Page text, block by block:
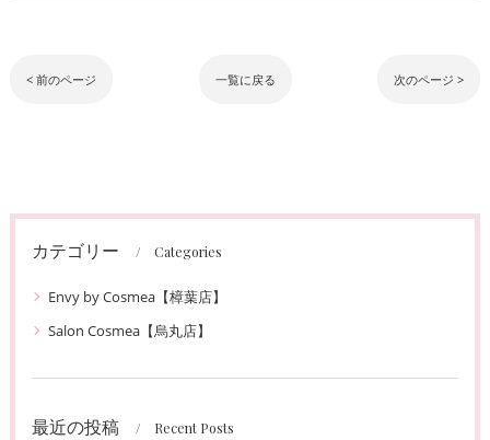
< 前のページ 一覧に戻る 次のページ >
カテゴリー Categories
Envy by Cosmea【樟葉店】
Salon Cosmea【烏丸店】
最近の投稿 Recent Posts